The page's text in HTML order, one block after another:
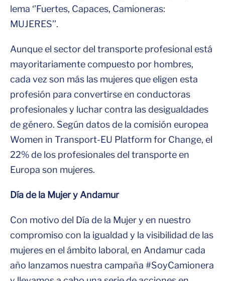
lema ‘’Fuertes, Capaces, Camioneras:
MUJERES’’.
Aunque el sector del transporte profesional está
mayoritariamente compuesto por hombres,
cada vez son más las mujeres que eligen esta
profesión para convertirse en conductoras
profesionales y luchar contra las desigualdades
de género. Según datos de la comisión europea
Women in Transport-EU Platform for Change, el
22% de los profesionales del transporte en
Europa son mujeres.
Día de la Mujer y Andamur
Con motivo del Día de la Mujer y en nuestro
compromiso con la igualdad y la visibilidad de las
mujeres en el ámbito laboral, en Andamur cada
año lanzamos nuestra campaña #SoyCamionera